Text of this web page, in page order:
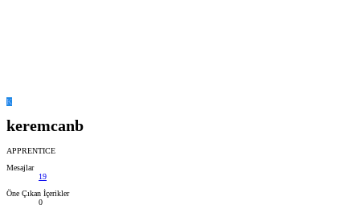
K
keremcanb
APPRENTICE
Mesajlar
19
Öne Çıkan İçerikler
0